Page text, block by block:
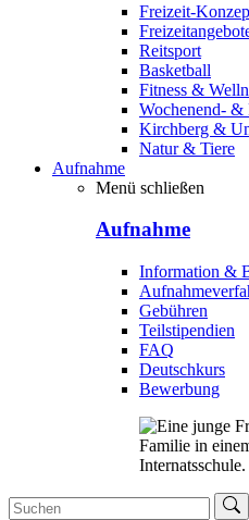
Freizeit-
Reitsport
Basketball
Fitness &
Wochenend- &
Kirchberg &
Natur & Tiere
Aufnahme
Menü schließen
Aufnahme
Information &
Gebühren
Teilstipendien
FAQ
Deutschkurs
Bewerbung